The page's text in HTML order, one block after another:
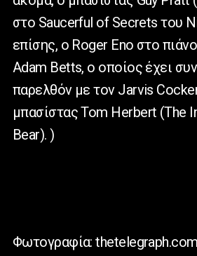
στο Saucerful of Secrets του
επίσης, ο Roger Eno στο
Adam Betts, ο οποίος έχει
παρελθόν με τον Jarvis
μπασίστας Tom Herbert (The
Bear). )
Φωτογραφία: thetelegraph.com